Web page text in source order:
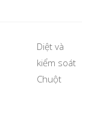
Diệt và
kiểm soát
Chuột